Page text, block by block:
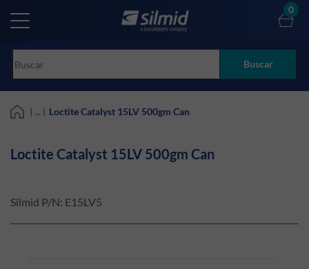
main
Buscar
0
| ... | Loctite Catalyst 15LV 500gm Can
Loctite Catalyst 15LV 500gm Can
Silmid P/N: E15LV5